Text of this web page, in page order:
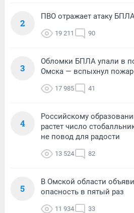
2
ПВО отражает атаку
19 211 90
3
Обломки БПЛА упали в
Омска — вспыхнул пожар
17 985 41
4
Российскому
растет число
не повод для радости
13 524 82
5
В Омской области
опасность в пятый раз
11 934 33